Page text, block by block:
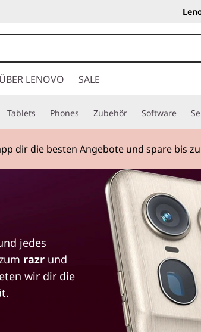
ÜBER LENOVO SALE
Tablets Phones Zubehör Software
dir die besten Angebote und spare bis zu
jedes
razr und
wir dir die